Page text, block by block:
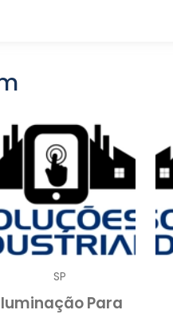
para suportar as
de andares em
dos usuários do
REFORÇO DE
traz uma série de
minimizando o
em perdas
com fissuras, desníveis
uma prioridade na
SP
Para